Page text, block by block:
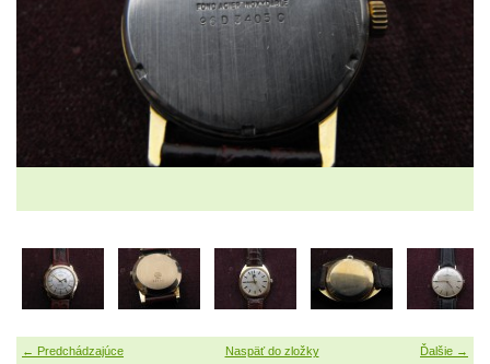
← Predchádzajúce Ďalšie →
Naspäť do zložky